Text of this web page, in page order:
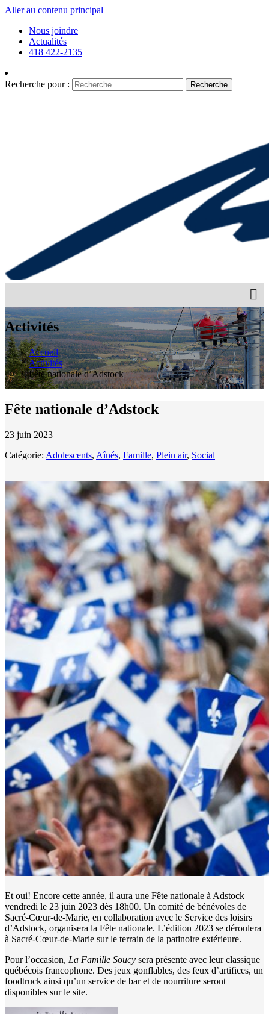
Aller au contenu principal
Nous joindre
Actualités
418 422-2135
Recherche pour : Recherche
Activités
Accueil
Activités
Fête nationale d’Adstock
Fête nationale d’Adstock
23 juin 2023
Catégorie: Adolescents, Aînés, Famille, Plein air, Social
Et oui! Encore cette année, il aura une Fête nationale à Adstock
vendredi le 23 juin 2023 dès 18h00. Un comité de bénévoles de
Sacré-Cœur-de-Marie, en collaboration avec le Service des loisirs
d’Adstock, organisera la Fête nationale. L’édition 2023 se déroulera
à Sacré-Cœur-de-Marie sur le terrain de la patinoire extérieure.
Pour l’occasion, La Famille Soucy sera présente avec leur classique
québécois francophone. Des jeux gonflables, des feux d’artifices, un
foodtruck ainsi qu’un service de bar et de nourriture seront
disponibles sur le site.